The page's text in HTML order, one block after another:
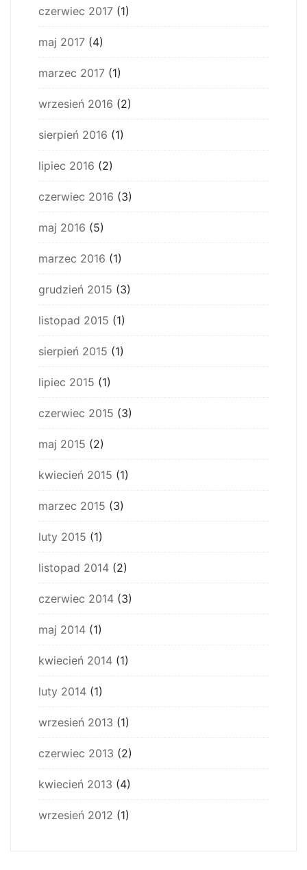
czerwiec 2017 (1)
maj 2017 (4)
marzec 2017 (1)
wrzesień 2016 (2)
sierpień 2016 (1)
lipiec 2016 (2)
czerwiec 2016 (3)
maj 2016 (5)
marzec 2016 (1)
grudzień 2015 (3)
listopad 2015 (1)
sierpień 2015 (1)
lipiec 2015 (1)
czerwiec 2015 (3)
maj 2015 (2)
kwiecień 2015 (1)
marzec 2015 (3)
luty 2015 (1)
listopad 2014 (2)
czerwiec 2014 (3)
maj 2014 (1)
kwiecień 2014 (1)
luty 2014 (1)
wrzesień 2013 (1)
czerwiec 2013 (2)
kwiecień 2013 (4)
wrzesień 2012 (1)